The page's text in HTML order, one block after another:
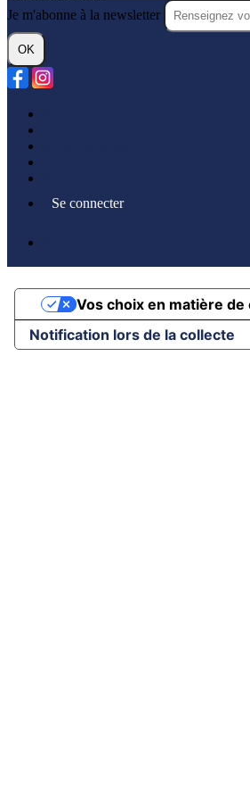
Je m'abonne à la newsletter
OK
Se connecter
Notification lors de la collecte
Vos choix en matière